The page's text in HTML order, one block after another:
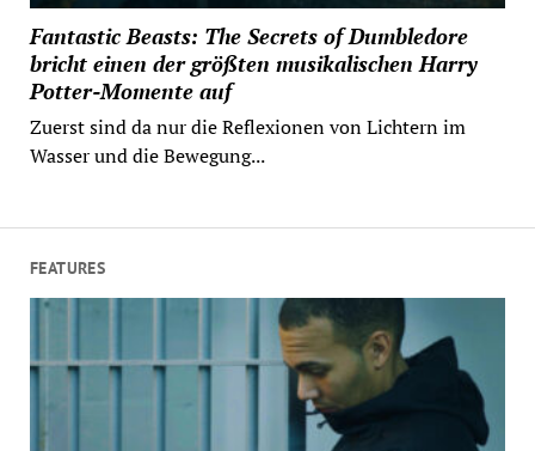
Fantastic Beasts: The Secrets of Dumbledore
bricht einen der größten musikalischen Harry
Potter-Momente auf
Zuerst sind da nur die Reflexionen von Lichtern im
Wasser und die Bewegung...
FEATURES